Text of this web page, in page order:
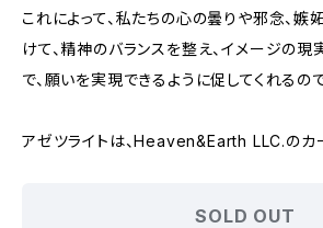
これによって、私たちの心の曇りや邪念、嫉
けて、精神のバランスを整え、イメージの
で、願いを実現できるように促してくれるの
アゼツライトは、Heaven&Earth LLC.のカ
SOLD OUT